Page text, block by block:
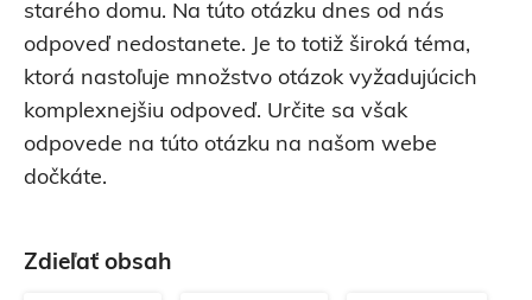
starého domu. Na túto otázku dnes od nás
odpoveď nedostanete. Je to totiž široká téma,
ktorá nastoľuje množstvo otázok vyžadujúcich
komplexnejšiu odpoveď. Určite sa však
odpovede na túto otázku na našom webe
dočkáte.
Zdieľať obsah